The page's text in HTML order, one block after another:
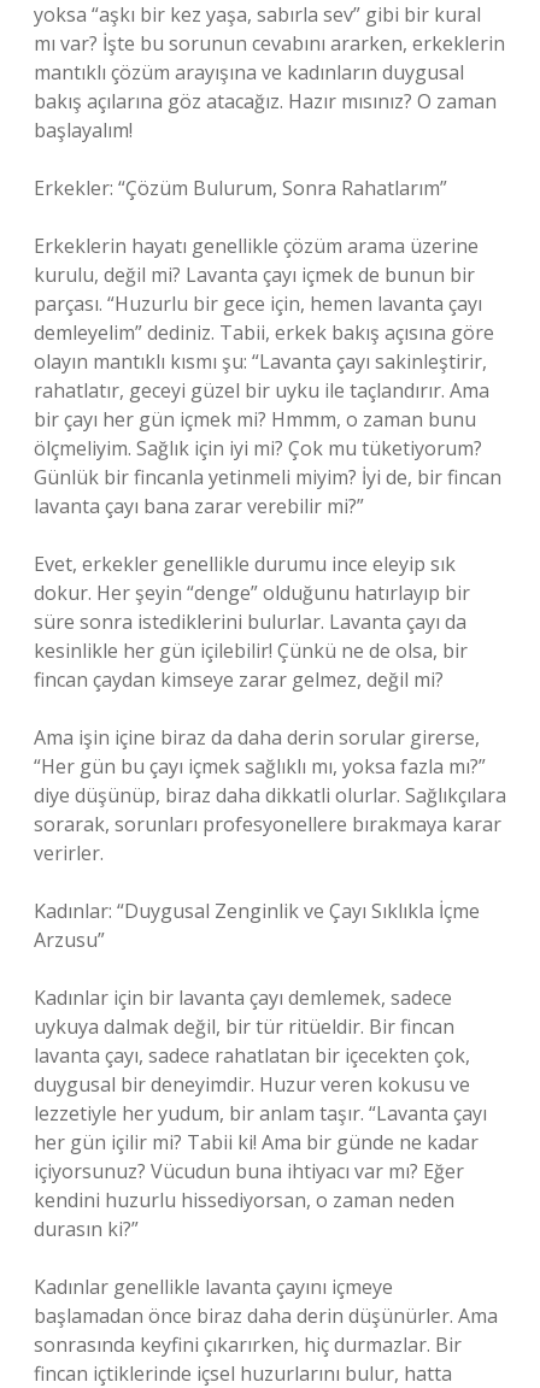
yoksa “aşkı bir kez yaşa, sabırla sev” gibi bir kural
mı var? İşte bu sorunun cevabını ararken, erkeklerin
mantıklı çözüm arayışına ve kadınların duygusal
bakış açılarına göz atacağız. Hazır mısınız? O zaman
başlayalım!
Erkekler: “Çözüm Bulurum, Sonra Rahatlarım”
Erkeklerin hayatı genellikle çözüm arama üzerine
kurulu, değil mi? Lavanta çayı içmek de bunun bir
parçası. “Huzurlu bir gece için, hemen lavanta çayı
demleyelim” dediniz. Tabii, erkek bakış açısına göre
olayın mantıklı kısmı şu: “Lavanta çayı sakinleştirir,
rahatlatır, geceyi güzel bir uyku ile taçlandırır. Ama
bir çayı her gün içmek mi? Hmmm, o zaman bunu
ölçmeliyim. Sağlık için iyi mi? Çok mu tüketiyorum?
Günlük bir fincanla yetinmeli miyim? İyi de, bir fincan
lavanta çayı bana zarar verebilir mi?”
Evet, erkekler genellikle durumu ince eleyip sık
dokur. Her şeyin “denge” olduğunu hatırlayıp bir
süre sonra istediklerini bulurlar. Lavanta çayı da
kesinlikle her gün içilebilir! Çünkü ne de olsa, bir
fincan çaydan kimseye zarar gelmez, değil mi?
Ama işin içine biraz da daha derin sorular girerse,
“Her gün bu çayı içmek sağlıklı mı, yoksa fazla mı?”
diye düşünüp, biraz daha dikkatli olurlar. Sağlıkçılara
sorarak, sorunları profesyonellere bırakmaya karar
verirler.
Kadınlar: “Duygusal Zenginlik ve Çayı Sıklıkla İçme
Arzusu”
Kadınlar için bir lavanta çayı demlemek, sadece
uykuya dalmak değil, bir tür ritüeldir. Bir fincan
lavanta çayı, sadece rahatlatan bir içecekten çok,
duygusal bir deneyimdir. Huzur veren kokusu ve
lezzetiyle her yudum, bir anlam taşır. “Lavanta çayı
her gün içilir mi? Tabii ki! Ama bir günde ne kadar
içiyorsunuz? Vücudun buna ihtiyacı var mı? Eğer
kendini huzurlu hissediyorsan, o zaman neden
durasın ki?”
Kadınlar genellikle lavanta çayını içmeye
başlamadan önce biraz daha derin düşünürler. Ama
sonrasında keyfini çıkarırken, hiç durmazlar. Bir
fincan içtiklerinde içsel huzurlarını bulur, hatta